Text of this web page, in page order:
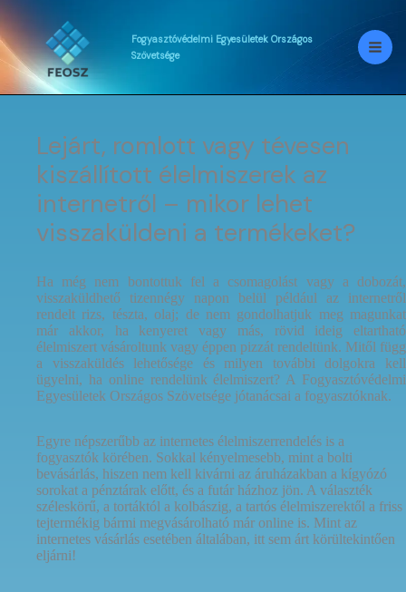
Skip
to
content
Fogyasztóvédelmi Egyesületek Országos
Szövetsége
Lejárt, romlott vagy tévesen
kiszállított élelmiszerek az
internetről – mikor lehet
visszaküldeni a termékeket?
Ha még nem bontottuk fel a csomagolást vagy a dobozát,
visszaküldhető tizennégy napon belül például az internetről
rendelt rizs, tészta, olaj; de nem gondolhatjuk meg magunkat
már akkor, ha kenyeret vagy más, rövid ideig eltartható
élelmiszert vásároltunk vagy éppen pizzát rendeltünk. Mitől függ
a visszaküldés lehetősége és milyen további dolgokra kell
ügyelni, ha online rendelünk élelmiszert? A Fogyasztóvédelmi
Egyesületek Országos Szövetsége jótanácsai a fogyasztóknak.
Egyre népszerűbb az internetes élelmiszerrendelés is a
fogyasztók körében. Sokkal kényelmesebb, mint a bolti
bevásárlás, hiszen nem kell kivárni az áruházakban a kígyózó
sorokat a pénztárak előtt, és a futár házhoz jön. A választék
széleskörű, a tortáktól a kolbászig, a tartós élelmiszerektől a friss
tejtermékig bármi megvásárolható már online is. Mint az
internetes vásárlás esetében általában, itt sem árt körültekintően
eljárni!